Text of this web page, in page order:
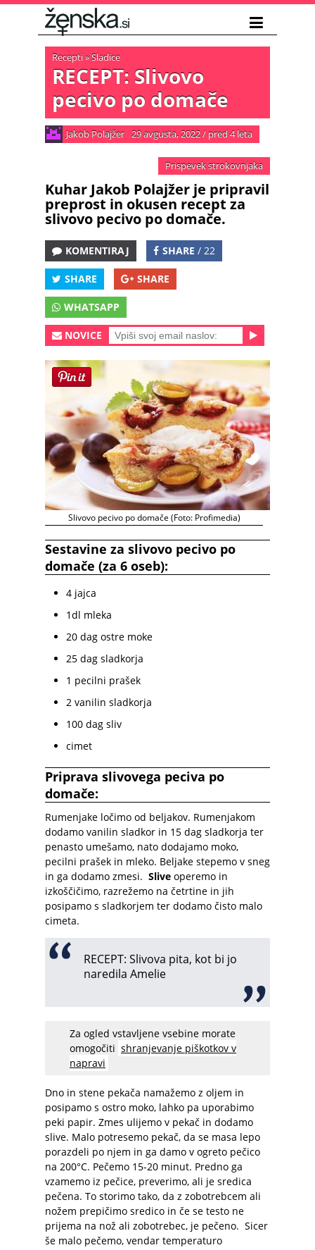
Recepti»Sladice
RECEPT: Slivovo
pecivo po domače
Jakob Polajžer 29 avgusta, 2022/ pred 4 leta
Prispevek strokovnjaka
Kuhar Jakob Polajžer je pripravil
preprost in okusen recept za
slivovo pecivo po domače.
KOMENTIRAJ SHARE / 22
SHARE SHARE
WHATSAPP
NOVICE
Slivovo pecivo po domače (Foto: Profimedia)
Sestavine za slivovo pecivo po
domače (za 6 oseb):
4 jajca
1dl mleka
20 dag ostre moke
25 dag sladkorja
1 pecilni prašek
2 vanilin sladkorja
100 dag sliv
cimet
Priprava slivovega peciva po
domače:
Rumenjake ločimo od beljakov. Rumenjakom
dodamo vanilin sladkor in 15 dag sladkorja ter
penasto umešamo, nato dodajamo moko,
pecilni prašek in mleko. Beljake stepemo v sneg
in ga dodamo zmesi. Slive operemo in
izkoščičimo, razrežemo na četrtine in jih
posipamo s sladkorjem ter dodamo čisto malo
cimeta.
RECEPT: Slivova pita, kot bi jo
naredila Amelie
Za ogled vstavljene vsebine morate
omogočiti shranjevanje piškotkov v
napravi
Dno in stene pekača namažemo z oljem in
posipamo s ostro moko, lahko pa uporabimo
peki papir. Zmes ulijemo v pekač in dodamo
slive. Malo potresemo pekač, da se masa lepo
porazdeli po njem in ga damo v ogreto pečico
na 200°C. Pečemo 15-20 minut. Predno ga
vzamemo iz pečice, preverimo, ali je sredica
pečena. To storimo tako, da z zobotrebcem ali
nožem prepičimo sredico in če se testo ne
prijema na nož ali zobotrebec, je pečeno. Sicer
še malo pečemo, vendar temperaturo